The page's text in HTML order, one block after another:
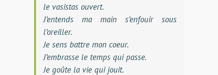
le vasistas ouvert.
J’entends ma main s’enfouir sous
l’oreiller.
Je sens battre mon coeur.
J’embrasse le temps qui passe.
Je goûte la vie qui jouit.